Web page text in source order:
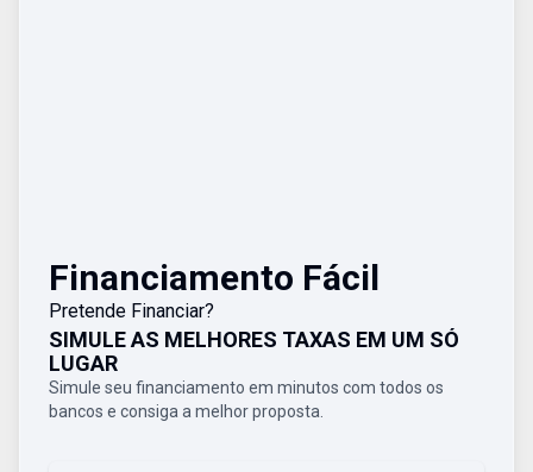
Financiamento Fácil
Pretende Financiar?
SIMULE AS MELHORES TAXAS EM UM SÓ
LUGAR
Simule seu financiamento em minutos com todos os
bancos e consiga a melhor proposta.